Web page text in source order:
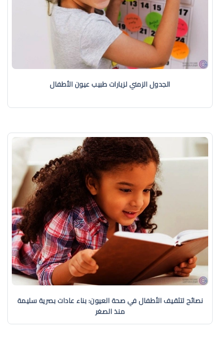
الجدول الزمني لزيارات طبيب عيون الأطفال
نصائح لتثقيف الأطفال في صحة العيون: بناء عادات بصرية سليمة
منذ الصغر